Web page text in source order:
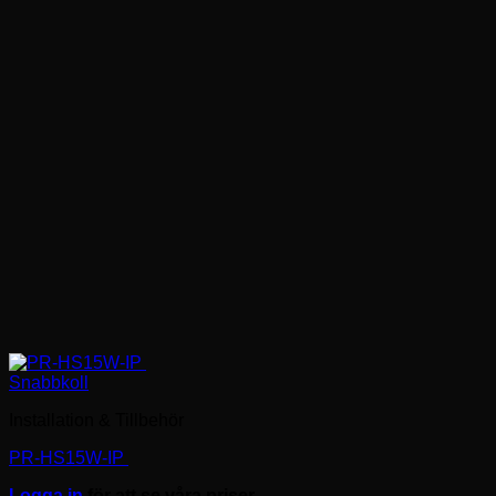
Snabbkoll
PR-HS15W-IP